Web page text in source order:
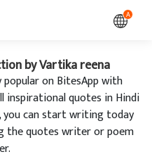
A
by Vartika reena
on BitesApp with
quotes in Hindi
you can start writing today
the quotes writer or poem